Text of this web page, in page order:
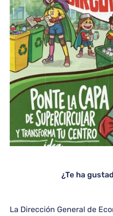
¿Te ha
La Dirección General de